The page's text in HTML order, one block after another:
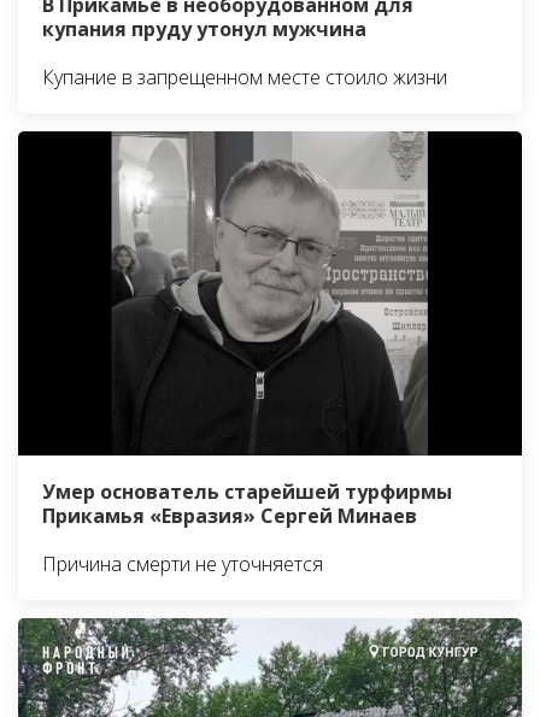
В Прикамье в необорудованном для
купания пруду утонул мужчина
Купание в запрещенном месте стоило жизни
Умер основатель старейшей турфирмы
Прикамья «Евразия» Сергей Минаев
Причина смерти не уточняется